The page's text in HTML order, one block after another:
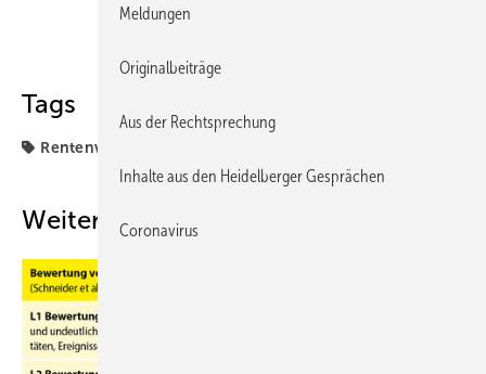
Tags
Rentenversicherung
Weitere Inhalte
Meldungen
Originalbeiträge
Aus der Rechtsprechung
Inhalte aus den Heidelberger Gesprächen
Coronavirus